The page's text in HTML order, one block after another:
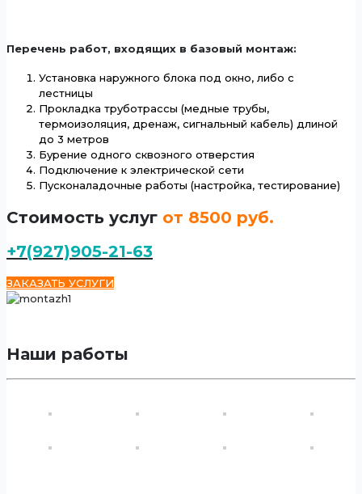
Перечень работ, входящих в базовый монтаж:
Установка наружного блока под окно, либо с
лестницы
Прокладка труботрассы (медные трубы,
термоизоляция, дренаж, сигнальный кабель) длиной
до 3 метров
Бурение одного сквозного отверстия
Подключение к электрической сети
Пусконаладочные работы (настройка, тестирование)
Стоимость услуг от 8500 руб.
+7(927)905-21-63
ЗАКАЗАТЬ УСЛУГИ
Наши работы